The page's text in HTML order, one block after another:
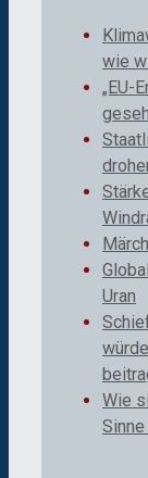
wie
„EU-
Uran
Wie